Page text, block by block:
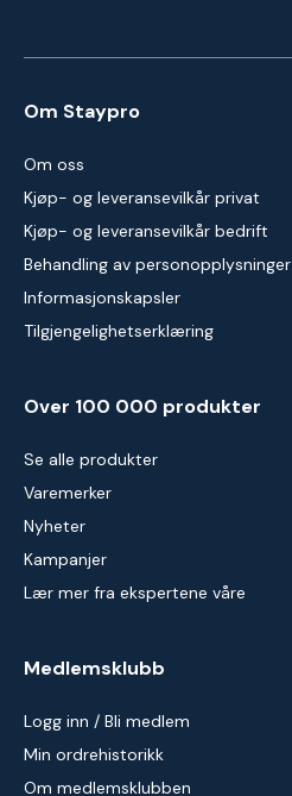
Om Staypro
Om oss
Kjøp- og leveransevilkår privat
Kjøp- og leveransevilkår bedrift
Behandling av personopplysninger
Informasjonskapsler
Tilgjengelighetserklæring
Over 100 000 produkter
Se alle produkter
Varemerker
Nyheter
Kampanjer
Lær mer fra ekspertene våre
Medlemsklubb
Logg inn / Bli medlem
Min ordrehistorikk
Om medlemsklubben